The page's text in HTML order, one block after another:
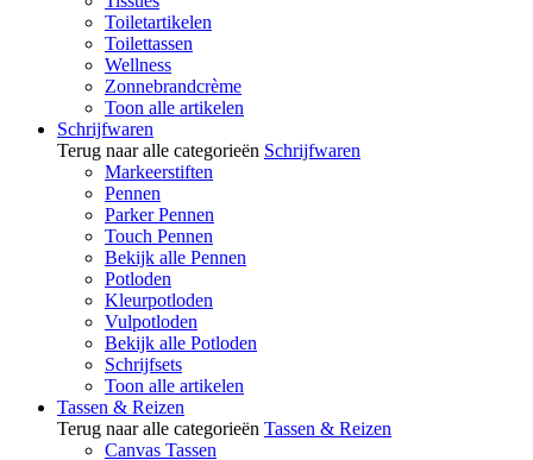
Toiletartikelen
Toilettassen
Wellness
Zonnebrandcrème
Toon alle artikelen
Schrijfwaren
Terug naar alle categorieën Schrijfwaren
Markeerstiften
Pennen
Parker Pennen
Touch Pennen
Bekijk alle Pennen
Potloden
Kleurpotloden
Vulpotloden
Bekijk alle Potloden
Schrijfsets
Toon alle artikelen
Tassen & Reizen
Terug naar alle categorieën Tassen & Reizen
Canvas Tassen